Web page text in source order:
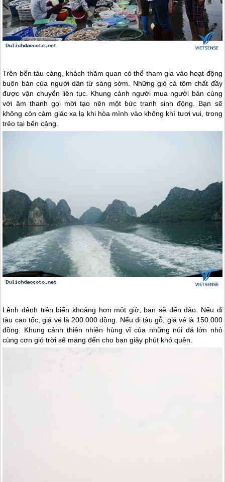
Trên bến tàu cảng, khách thăm quan có thể tham gia vào hoạt động
buôn bán của người dân từ sáng sớm. Những giỏ cá tôm chất đầy
được vận chuyển liên tục. Khung cảnh người mua người bán cùng
với âm thanh gọi mời tạo nên một bức tranh sinh động. Bạn sẽ
không còn cảm giác xa lạ khi hòa mình vào không khí tươi vui, trong
trẻo tại bến cảng.
Lênh đênh trên biển khoảng hơn một giờ, bạn sẽ đến đảo. Nếu đi
tàu cao tốc, giá vé là 200.000 đồng. Nếu đi tàu gỗ, giá vé là 150.000
đồng. Khung cảnh thiên nhiên hùng vĩ của những núi đá lớn nhỏ
cùng cơn gió trời sẽ mang đến cho bạn giây phút khó quên.